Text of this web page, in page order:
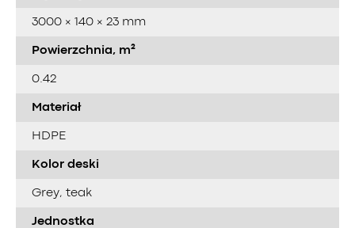
3000 × 140 × 23 mm
Powierzchnia, m²
0.42
Materiał
HDPE
Kolor deski
Grey, teak
Jednostka